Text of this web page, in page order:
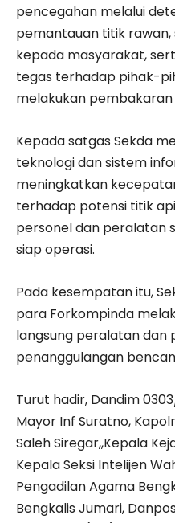
pencegahan melalui
pemantauan titik rawan,
kepada masyarakat,
tegas terhadap pihak-
melakukan pembakaran
Kepada satgas Sekda
teknologi dan sistem
meningkatkan
terhadap potensi titik
personel dan peralatan
siap operasi.
Pada kesempatan itu,
para Forkompinda
langsung peralatan dan
penanggulangan
Turut hadir, Dandim
Mayor Inf Suratno,
Saleh Siregar,,Kepala
Kepala Seksi Intelijen
Pengadilan Agama
Bengkalis Jumari,